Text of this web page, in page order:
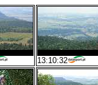
13:10:32